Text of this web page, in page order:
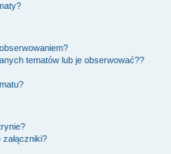
tematów lub je obserwować??